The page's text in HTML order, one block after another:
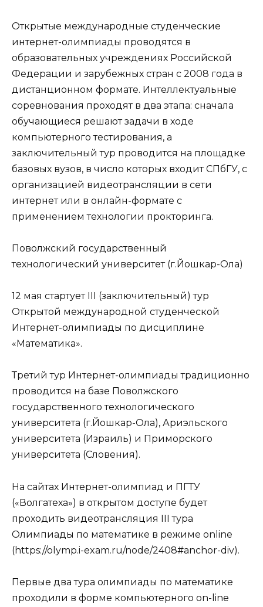
Открытые международные студенческие
интернет-олимпиады проводятся в
образовательных учреждениях Российской
Федерации и зарубежных стран с 2008 года в
дистанционном формате. Интеллектуальные
соревнования проходят в два этапа: сначала
обучающиеся решают задачи в ходе
компьютерного тестирования, а
заключительный тур проводится на площадке
базовых вузов, в число которых входит СПбГУ, с
организацией видеотрансляции в сети
интернет или в онлайн-формате с
применением технологии прокторинга.
Поволжский государственный
технологический университет (г.Йошкар-Ола)
12 мая стартует III (заключительный) тур
Открытой международной студенческой
Интернет-олимпиады по дисциплине
«Математика».
Третий тур Интернет-олимпиады традиционно
проводится на базе Поволжского
государственного технологического
университета (г.Йошкар-Ола), Ариэльского
университета (Израиль) и Приморского
университета (Словения).
На сайтах Интернет-олимпиад и ПГТУ
(«Волгатеха») в открытом доступе будет
проходить видеотрансляция III тура
Олимпиады по математике в режиме online
(https://olymp.i-exam.ru/node/2408#anchor-div).
Первые два тура олимпиады по математике
проходили в форме компьютерного on-line